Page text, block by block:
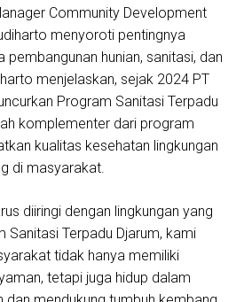
Community Development
menyoroti pentingnya
pembangunan hunian, sanitasi, dan
menjelaskan, sejak 2024 PT
Program Sanitasi Terpadu
komplementer dari program
kualitas kesehatan lingkungan
di masyarakat.
diiringi dengan lingkungan yang
Sanitasi Terpadu Djarum, kami
tidak hanya memiliki
tetapi juga hidup dalam